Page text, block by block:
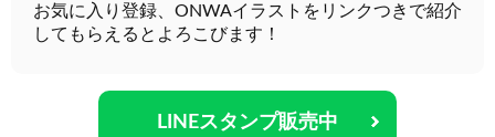
お気に入り登録、ONWAイラストをリンクつきで紹介
してもらえるとよろこびます！
LINEスタンプ販売中